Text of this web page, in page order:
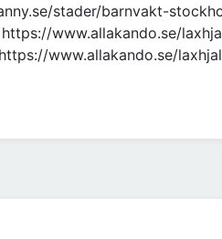
stader/barnvakt-
www.allakando.se/
www.allakando.se/